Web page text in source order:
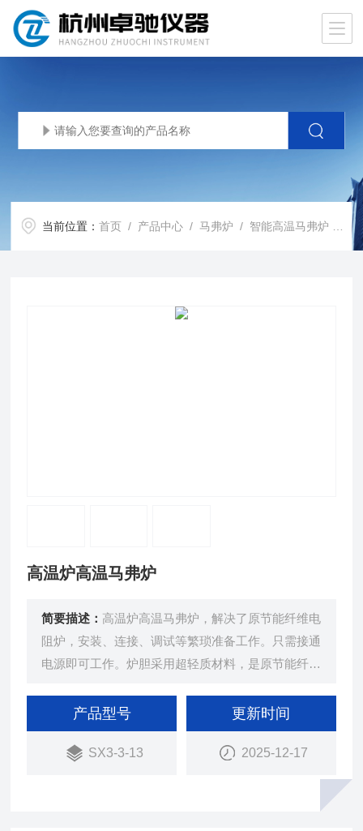
当前位置：首页 / 产品中心 / 马弗炉 / 智能高温马弗炉
高温炉高温马弗炉
简要描述： 高温炉高温马弗炉，解决了原节能纤维电
阻炉，安装、连接、调试等繁琐准备工作。只需接通
电源即可工作。炉胆采用超轻质材料，是原节能纤维
产品型号
SX3-3-13
更新时间
2025-12-17